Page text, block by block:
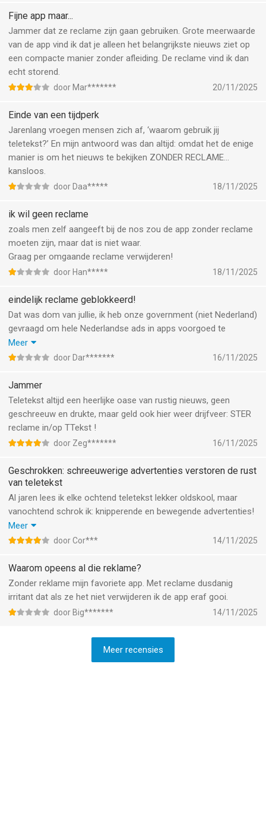
een url in een echte ad te vervangen zodat het naar een
malicious website gaat als iemand daarop klikt.. Jullie hebben
heel ernstig fout gemaakt, verwijder die link onmiddellijk omdat
je app geen echte link toont.
Dat is ook een goed reden om je app te laten blokkeren door
een simpel rapport naar Apple te sturen. Wil je de gebruikers
week een update uit, anders gaat mijn rapport naar Apple.
Daarom hebben we domein naam die dat url gebruikt voorlopig
geblokkeerd, zodat onze apparaten veiliger blijven. Foei!
Fijne app maar...
Jammer dat ze reclame zijn gaan gebruiken. Grote meerwaarde
van de app vind ik dat je alleen het belangrijkste nieuws ziet op
een compacte manier zonder afleiding. De reclame vind ik dan
echt storend.
door Mar******* 20/11/2025
Einde van een tijdperk
Jarenlang vroegen mensen zich af, ‘waarom gebruik jij
teletekst?’ En mijn antwoord was dan altijd: omdat het de enige
manier is om het nieuws te bekijken ZONDER RECLAME…
kansloos.
door Daa***** 18/11/2025
ik wil geen reclame
zoals men zelf aangeeft bij de nos zou de app zonder reclame
moeten zijn, maar dat is niet waar.
Graag per omgaande reclame verwijderen!
door Han***** 18/11/2025
eindelijk reclame geblokkeerd!
Dat was dom van jullie, ik heb onze government (niet Nederland)
gevraagd om hele Nederlandse ads in apps voorgoed te
blokkeren. En dat is gebeurd… ik zie een melding in je app waar
ad plek stond dat het geblokkeerd is in verband met anti spam
krijgen…
Meer
door Dar******* 16/11/2025
Jammer
Teletekst altijd een heerlijke oase van rustig nieuws, geen
geschreeuw en drukte, maar geld ook hier weer drijfveer: STER
reclame in/op TTekst !
door Zeg******* 16/11/2025
Geschrokken: schreeuwerige advertenties verstoren de rust
van teletekst
Al jaren lees ik elke ochtend teletekst lekker oldskool, maar
vanochtend schrok ik: knipperende en bewegende advertenties!
Ik geniet juist van het rustige beeld. Jammer dit.
Verder ben ik een trouwe lezer, teksten zijn kort en efficiënt:
alles elke ochtend in een paar minuten. Ideaal als je weinig tijd
hebt en toch het nieuws bij wil houden. Wil ik iets meer lezen,
dan lees ik het uitgebreide artikel in de NOSapp.
Meer
door Cor*** 14/11/2025
Waarom opeens al die reklame?
Zonder reklame mijn favoriete app. Met reclame dusdanig
irritant dat als ze het niet verwijderen ik de app eraf gooi.
door Big******* 14/11/2025
Meer recensies